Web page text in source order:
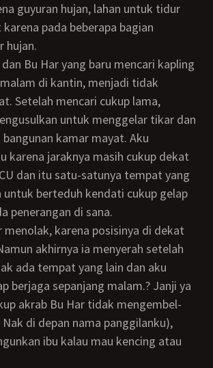
guyuran hujan, lahan untuk tidur
pada beberapa bagian
hujan.
di kantin, menjadi tidak
Setelah mencari cukup lama,
untuk menggelar tikar dan
kamar mayat. Aku
karena jaraknya masih cukup dekat
dan itu satu-satunya tempat yang
berteduh kendati cukup gelap
penerangan di sana.
akhirnya ia menyerah setelah
ada tempat yang lain dan aku
berjaga sepanjang malam.? Janji ya
akrab Bu Har tidak mengembel-
di depan nama panggilanku),
ibu kalau mau kencing atau